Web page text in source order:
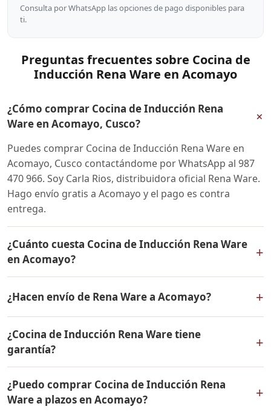
Consulta por WhatsApp las opciones de pago disponibles para
ti.
Preguntas frecuentes sobre Cocina de
Inducción Rena Ware en Acomayo
¿Cómo comprar Cocina de Inducción Rena
Ware en Acomayo, Cusco?
+
Puedes comprar Cocina de Inducción Rena Ware en
Acomayo, Cusco contactándome por WhatsApp al 987
470 966. Soy Carla Rios, distribuidora oficial Rena Ware.
Hago envío gratis a Acomayo y el pago es contra
entrega.
¿Cuánto cuesta Cocina de Inducción Rena Ware
en Acomayo?
+
mismo en todo el Perú. Contáctame por WhatsApp para
conocer el precio actual, promociones disponibles y
facilidades de pago en cuotas desde el 10% de inicial.
¿Hacen envío de Rena Ware a Acomayo? +
Ware a Acomayo, Cusco y a todo el Perú. El pago es
contra entrega.
¿Cocina de Inducción Rena Ware tiene
garantía?
+
vida contra defectos de fabricación. Todos los
productos Rena Ware están fabricados en acero
¿Puedo comprar Cocina de Inducción Rena
Ware a plazos en Acomayo?
+